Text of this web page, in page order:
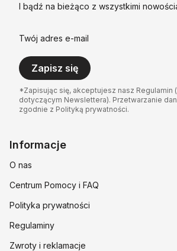
I bądź na bieżąco z wszystkimi
Twój adres e-mail
Zapisz się
*Zapisując się, akceptujesz nasz Regulamin
dotyczącym Newslettera). Przetwarzanie
zgodnie z Polityką prywatności.
Linki w stopce
Informacje
O nas
Centrum Pomocy i FAQ
Polityka prywatności
Regulaminy
Zwroty i reklamacje